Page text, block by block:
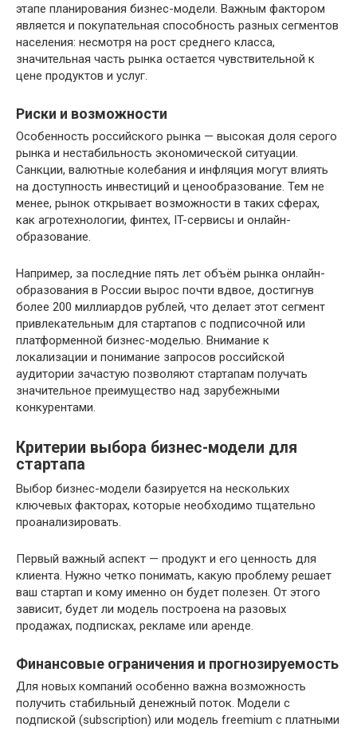
этапе планирования бизнес-модели. Важным фактором
является и покупательная способность разных сегментов
населения: несмотря на рост среднего класса,
значительная часть рынка остается чувствительной к
цене продуктов и услуг.
Риски и возможности
Особенность российского рынка — высокая доля серого
рынка и нестабильность экономической ситуации.
Санкции, валютные колебания и инфляция могут влиять
на доступность инвестиций и ценообразование. Тем не
менее, рынок открывает возможности в таких сферах,
как агротехнологии, финтех, IT-сервисы и онлайн-
образование.
Например, за последние пять лет объём рынка онлайн-
образования в России вырос почти вдвое, достигнув
более 200 миллиардов рублей, что делает этот сегмент
привлекательным для стартапов с подписочной или
платформенной бизнес-моделью. Внимание к
локализации и понимание запросов российской
аудитории зачастую позволяют стартапам получать
значительное преимущество над зарубежными
конкурентами.
Критерии выбора бизнес-модели для
стартапа
Выбор бизнес-модели базируется на нескольких
ключевых факторах, которые необходимо тщательно
проанализировать.
Первый важный аспект — продукт и его ценность для
клиента. Нужно четко понимать, какую проблему решает
ваш стартап и кому именно он будет полезен. От этого
зависит, будет ли модель построена на разовых
продажах, подписках, рекламе или аренде.
Финансовые ограничения и прогнозируемость
Для новых компаний особенно важна возможность
получить стабильный денежный поток. Модели с
подпиской (subscription) или модель freemium с платными